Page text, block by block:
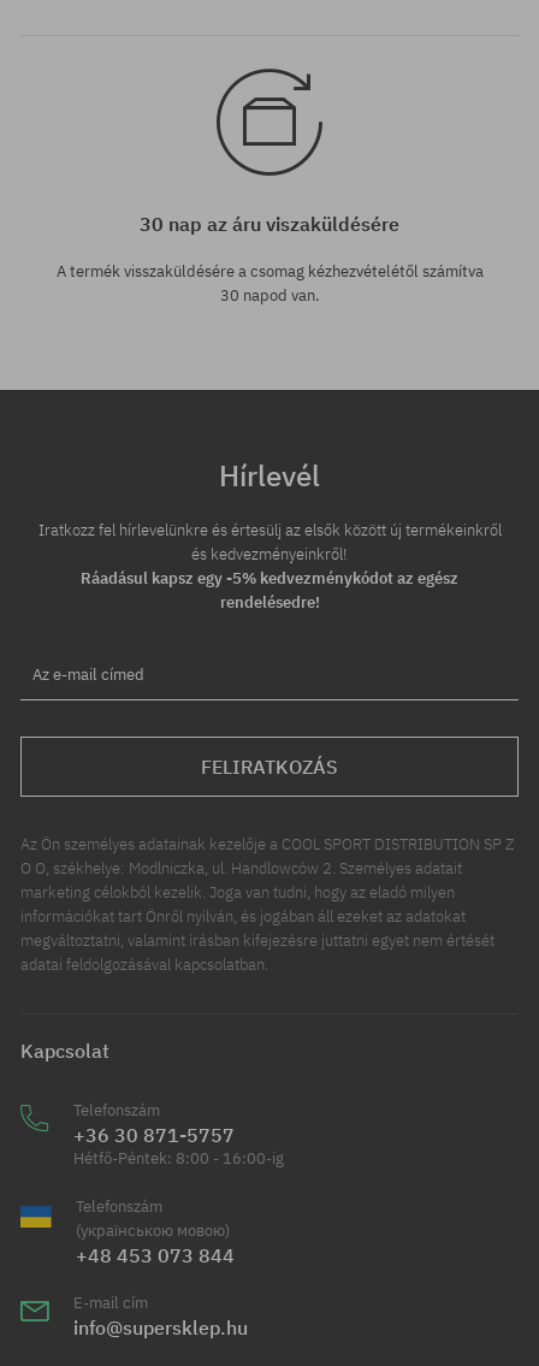
30 nap az áru viszaküldésére
A termék visszaküldésére a csomag kézhezvételétől számítva
30 napod van.
Hírlevél
Iratkozz fel hírlevelünkre és értesülj az elsők között új termékeinkről
és kedvezményeinkről!
Ráadásul kapsz egy -5% kedvezménykódot az egész
rendelésedre!
Az e-mail címed
FELIRATKOZÁS
Az Ön személyes adatainak kezelője a COOL SPORT DISTRIBUTION SP Z
O O, székhelye: Modlniczka, ul. Handlowców 2. Személyes adatait
marketing célokból kezelik. Joga van tudni, hogy az eladó milyen
információkat tart Önről nyilván, és jogában áll ezeket az adatokat
megváltoztatni, valamint írásban kifejezésre juttatni egyet nem értését
adatai feldolgozásával kapcsolatban.
Kapcsolat
Telefonszám
+36 30 871-5757
Hétfő-Péntek: 8:00 - 16:00-ig
Telefonszám
(українською мовою)
+48 453 073 844
E-mail cím
info@supersklep.hu